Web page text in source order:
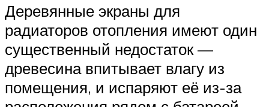
Деревянные экраны для
радиаторов отопления имеют один
существенный недостаток —
древесина впитывает влагу из
помещения, и испаряют её из-за